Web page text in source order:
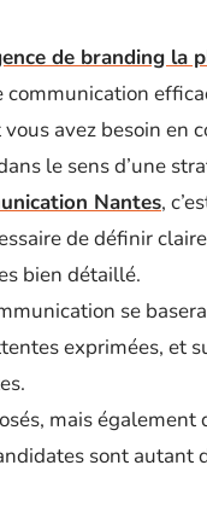
de branding la
communication
avez besoin en
le sens d’une
Nantes,
de définir
bien détaillé.
se
exprimées, et
mais
sont